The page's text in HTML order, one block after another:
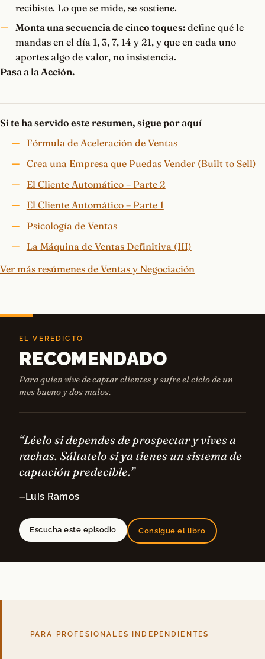
recibiste. Lo que se mide, se sostiene.
Monta una secuencia de cinco toques:define qué le
mandas en el día 1, 3, 7, 14 y 21, y que en cada uno
aportes algo de valor, no insistencia.
Pasa a la Acción.
Si te ha servido este resumen, sigue por aquí
Fórmula de Aceleración de Ventas
Crea una Empresa que Puedas Vender (Built to Sell)
El Cliente Automático – Parte 2
El Cliente Automático – Parte 1
Psicología de Ventas
La Máquina de Ventas Definitiva (III)
Ver más resúmenes de Ventas y Negociación
EL VEREDICTO
RECOMENDADO
Para quien vive de captar clientes y sufre el ciclo de un
mes bueno y dos malos.
“Léelo si dependes de prospectar y vives a
rachas. Sáltatelo si ya tienes un sistema de
captación predecible.”
— Luis Ramos
Escucha este episodio Consigue el libro
PARA PROFESIONALES INDEPENDIENTES